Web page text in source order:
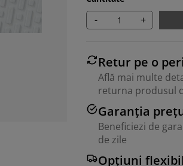
- +
Retur pe o
Află mai multe
returna produsul
Garanția
Beneficiezi de
de zile
Opțiuni